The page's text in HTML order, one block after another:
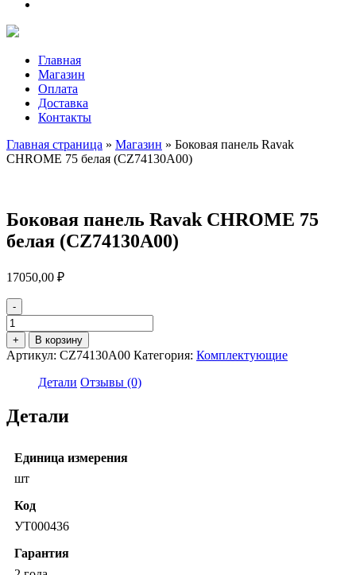
Главная
Магазин
Оплата
Доставка
Контакты
Главная страница » Магазин » Боковая панель Ravak
CHROME 75 белая (CZ74130A00)
Боковая панель Ravak CHROME 75
белая (CZ74130A00)
17050,00 ₽
-
Количество
товара
Боковая
панель
CHROME
75
белая
+ В корзину
Артикул: CZ74130A00 Категория: Комплектующие
Детали Отзывы (0)
Детали
Единица измерения
шт
Код
УТ000436
Гарантия